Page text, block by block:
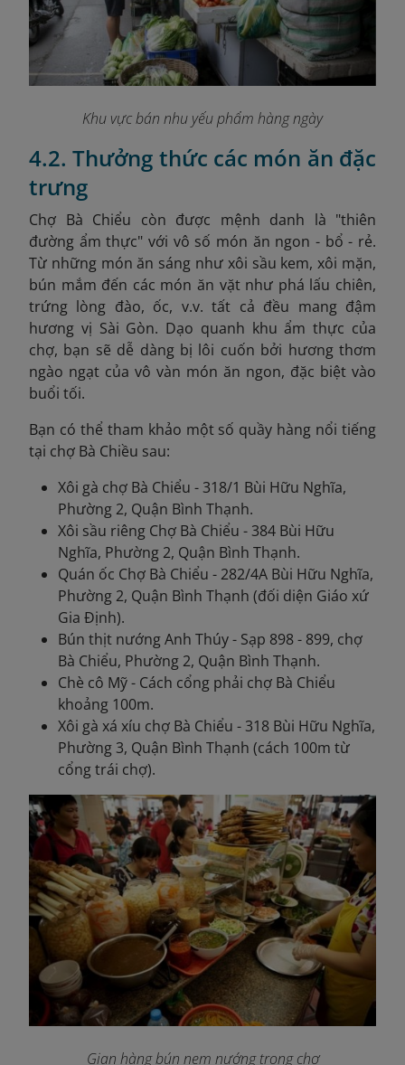
Khu vực bán nhu yếu phẩm hàng ngày
4.2. Thưởng thức các món ăn đặc
trưng
Chợ Bà Chiểu còn được mệnh danh là "thiên
đường ẩm thực" với vô số món ăn ngon - bổ - rẻ.
Từ những món ăn sáng như xôi sầu kem, xôi mặn,
bún mắm đến các món ăn vặt như phá lấu chiên,
trứng lòng đào, ốc, v.v. tất cả đều mang đậm
hương vị Sài Gòn.​ Dạo quanh khu ẩm thực của
chợ, bạn sẽ dễ dàng bị lôi cuốn bởi hương thơm
ngào ngạt của vô vàn món ăn ngon, đặc biệt vào
buổi tối.
Bạn có thể tham khảo một số quầy hàng nổi tiếng
tại chợ Bà Chiều sau:
Xôi gà chợ Bà Chiểu - 318/1 Bùi Hữu Nghĩa,
Phường 2, Quận Bình Thạnh.
Xôi sầu riêng Chợ Bà Chiểu - 384 Bùi Hữu
Nghĩa, Phường 2, Quận Bình Thạnh.
Quán ốc Chợ Bà Chiểu - 282/4A Bùi Hữu Nghĩa,
Phường 2, Quận Bình Thạnh (đối diện Giáo xứ
Gia Định).
Bún thịt nướng Anh Thúy - Sạp 898 - 899, chợ
Bà Chiểu, Phường 2, Quận Bình Thạnh.
Chè cô Mỹ - Cách cổng phải chợ Bà Chiểu
khoảng 100m.
Xôi gà xá xíu chợ Bà Chiểu - 318 Bùi Hữu Nghĩa,
Phường 3, Quận Bình Thạnh (cách 100m từ
cổng trái chợ).
Gian hàng bún nem nướng trong chợ